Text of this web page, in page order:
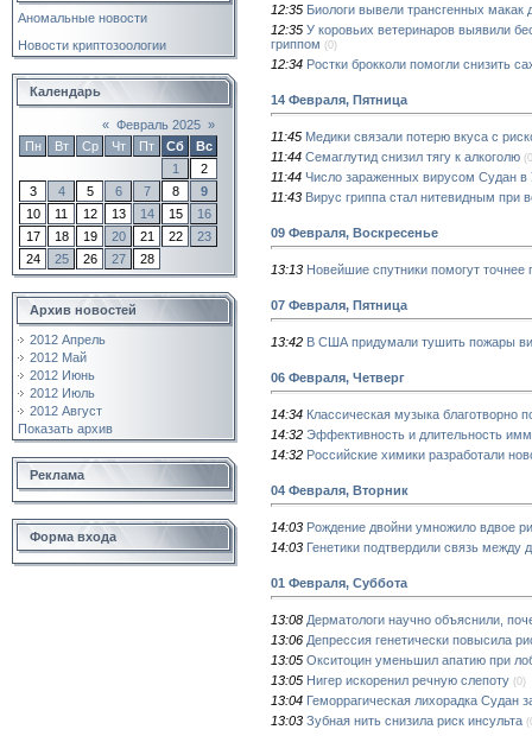
Аномальные новости
Новости криптозоологии
Календарь
« Февраль 2025 »
Пн
Вт Ср Чт Пт Сб
Вс
1
2
3
4 5 6 7 8
9
10
11 12 13 14 15
16
17
18 19 20 21 22
23
24
25 26 27 28
Архив новостей
2012 Апрель
2012 Май
2012 Июнь
2012 Июль
2012 Август
Показать архив
Реклама
Форма входа
12:35 Биологи вывели трансгенных макак
12:35 У коровьих ветеринаров выявили
гриппом (0)
12:34 Ростки брокколи помогли снизить
14 Февраля, Пятница
11:45 Медики связали потерю вкуса с
11:44 Семаглутид снизил тягу к алкоголю
11:44 Число зараженных вирусом Судан в
11:43 Вирус гриппа стал нитевидным при
09 Февраля, Воскресенье
13:13 Новейшие спутники помогут точнее
07 Февраля, Пятница
13:42 В США придумали тушить пожары
06 Февраля, Четверг
14:34 Классическая музыка благотворно
14:32 Эффективность и длительность
14:32 Российские химики разработали
04 Февраля, Вторник
14:03 Рождение двойни умножило вдвое
14:03 Генетики подтвердили связь между
01 Февраля, Суббота
13:08 Дерматологи научно объяснили,
13:06 Депрессия генетически повысила
13:05 Окситоцин уменьшил апатию при
13:05 Нигер искоренил речную слепоту (0)
13:04 Геморрагическая лихорадка Судан
13:03 Зубная нить снизила риск инсульта